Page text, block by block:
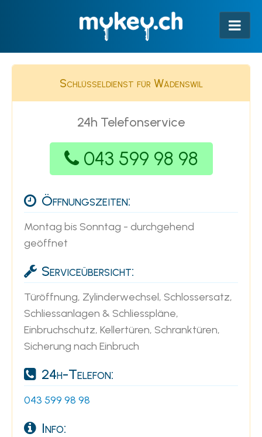
Schlüsseldienst für Wädenswil
24h Telefonservice
043 599 98 98
Öffnungszeiten:
Montag bis Sonntag - durchgehend
geöffnet
Serviceübersicht:
Türöffnung, Zylinderwechsel, Schlossersatz,
Schliessanlagen & Schliesspläne,
Einbruchschutz, Kellertüren, Schranktüren,
Sicherung nach Einbruch
24h-Telefon:
043 599 98 98
Info: